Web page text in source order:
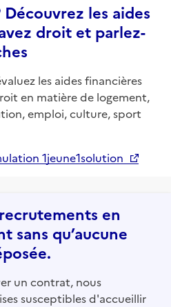
les aides
droit et parlez-
les aides financières
en matière de logement,
emploi, culture, sport
1jeune1solution
en
sans qu’aucune
un contrat, nous
susceptibles d'accueillir